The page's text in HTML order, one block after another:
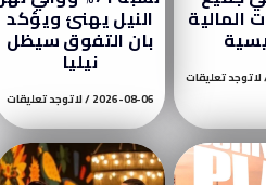
المالية
لا توجد تعليقات
النيل يهنئ ويؤكد
بان التفوق سيظل
نيليا
2026-08-06 لا توجد تعليقات